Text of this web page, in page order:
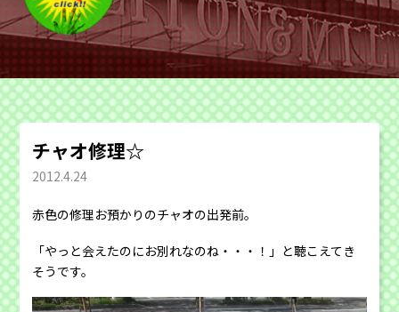
チャオ修理☆
2012.4.24
赤色の修理お預かりのチャオの出発前。
「やっと会えたのにお別れなのね・・・！」と聴こえてき
そうです。